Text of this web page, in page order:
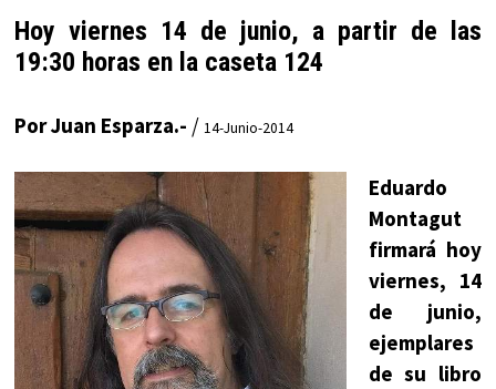
Hoy viernes 14 de junio, a partir de las
19:30 horas en la caseta 124
Por Juan Esparza.- / 14-Junio-2014
Eduardo
Montagut
firmará hoy
viernes, 14
de junio,
ejemplares
de su libro